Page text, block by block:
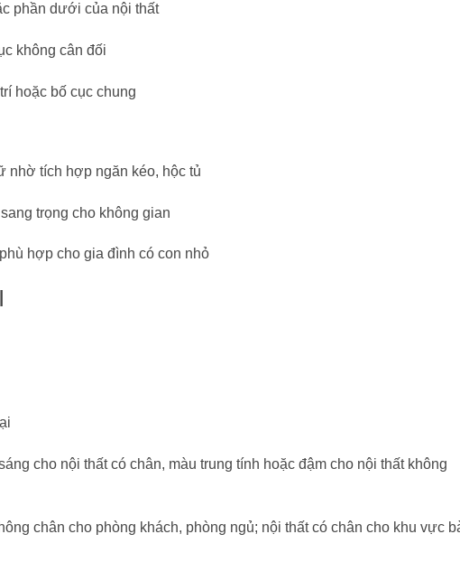
phần dưới của nội thất
không cân đối
hoặc bố cục chung
nhờ tích hợp ngăn kéo, hộc tủ
trọng cho không gian
hợp cho gia đình có con nhỏ
cho nội thất có chân, màu trung tính hoặc đậm cho nội thất không
chân cho phòng khách, phòng ngủ; nội thất có chân cho khu vực